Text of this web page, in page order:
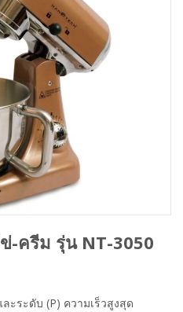
-ครีม รุ่น NT-3050
ะระดับ (P) ความเร็วสูงสุด